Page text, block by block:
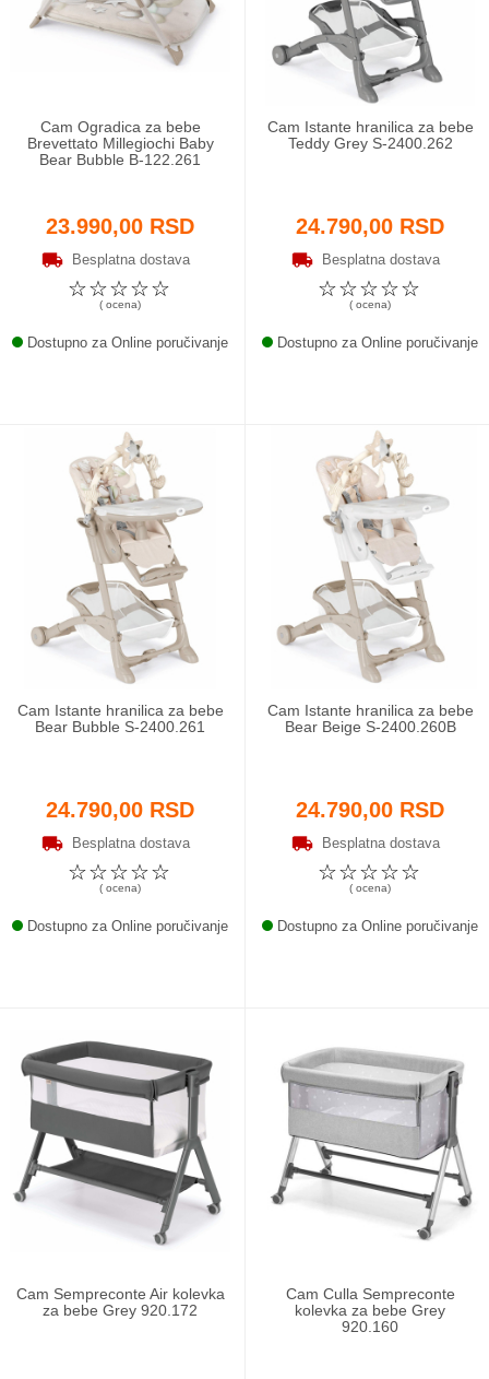
Odeća i obuća
AKCIJA
Call Centar
011 438 1 000
Cam Ogradica za bebe
Brevettato Millegiochi Baby
Bear Bubble B-122.261
23.990,00 RSD
Besplatna dostava
☆
☆
☆
☆
☆
( ocena)
Dostupno za Online poručivanje
Cam Istante hranilica za bebe
Teddy Grey S-2400.262
24.790,00 RSD
Besplatna dostava
☆
☆
☆
☆
☆
( ocena)
Dostupno za Online poručivanje
Cam Istante hranilica za bebe
Bear Bubble S-2400.261
24.790,00 RSD
Besplatna dostava
☆
☆
☆
☆
☆
( ocena)
Dostupno za Online poručivanje
Cam Istante hranilica za bebe
Bear Beige S-2400.260B
24.790,00 RSD
Besplatna dostava
☆
☆
☆
☆
☆
( ocena)
Dostupno za Online poručivanje
Cam Sempreconte Air kolevka
za bebe Grey 920.172
Cam Culla Sempreconte
kolevka za bebe Grey
920.160